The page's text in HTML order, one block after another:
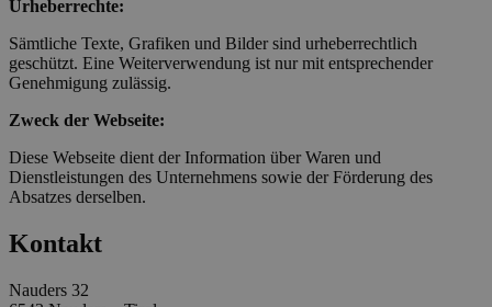
Urheberrechte:
Sämtliche Texte, Grafiken und Bilder sind urheberrechtlich
geschützt. Eine Weiterverwendung ist nur mit entsprechender
Genehmigung zulässig.
Zweck der Webseite:
Diese Webseite dient der Information über Waren und
Dienstleistungen des Unternehmens sowie der Förderung des
Absatzes derselben.
Kontakt
Nauders 32